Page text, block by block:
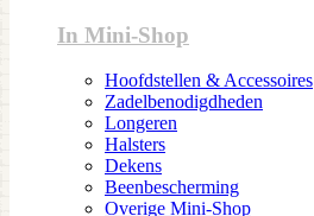
In Mini-Shop
Hoofdstellen & Accessoires
Zadelbenodigdheden
Longeren
Halsters
Dekens
Beenbescherming
Overige Mini-Shop